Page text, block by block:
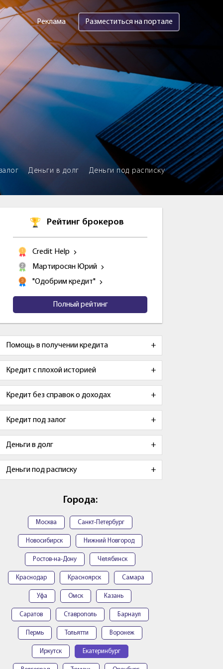
Реклама Разместиться на портале
Деньги в долг Деньги под расписку
Рейтинг брокеров
Credit Help
Мартиросян Юрий
"Одобрим кредит"
Полный рейтинг
Помощь в получении кредита
Кредит с плохой историей
Кредит без справок о доходах
Кредит под залог
Деньги в долг
Деньги под расписку
Города:
Москва Санкт-Петербург
Новосибирск Нижний Новгород
Ростов-на-Дону Челябинск
Краснодар Красноярск Самара
Уфа Омск Казань
Саратов Ставрополь Барнаул
Пермь Тольятти Воронеж
Иркутск Екатеринбург